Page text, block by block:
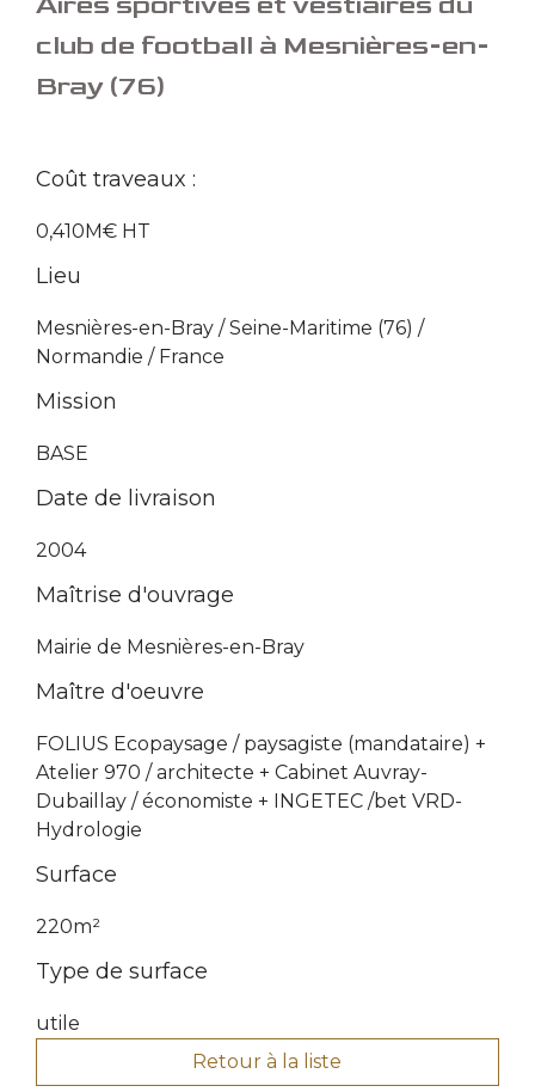
club de football à Mesnières-en-
Bray (76)
Coût traveaux :
0,410M€ HT
Lieu
Mesnières-en-Bray / Seine-Maritime (76) /
Normandie / France
Mission
BASE
Date de livraison
2004
Maîtrise d'ouvrage
Mairie de Mesnières-en-Bray
Maître d'oeuvre
FOLIUS Ecopaysage / paysagiste (mandataire) +
Atelier 970 / architecte + Cabinet Auvray-
Dubaillay / économiste + INGETEC /bet VRD-
Hydrologie
Surface
220m²
Type de surface
utile
Retour à la liste